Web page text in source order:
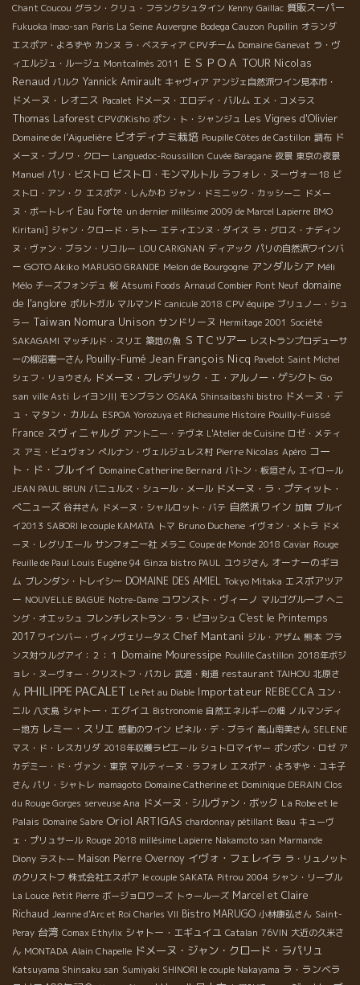
Chant Coucou グラン・クリュ・フランクシュタイン Kenny Gaillac 質販スーパー
Fukuoka Imao-san Paris La Seine Auvergne Bodega Cauzon Pupillin オランダ
エスポア・よろずや カンヌ ラ・ベスティア CPVチーム Domaine Ganevat ラ・ヴ
ィエルジュ・ルージュ Montcalmès 2011 ＥＳＰＯＡ TOUR Nicolas
Renaud パルク Yannick Amirault キャヴィア アンジェ自然派ワイン見本市・
ドメーヌ・レオニス Pacalet ドメーヌ・エロディ・バルム エメ・コメラス
Thomas Laforest CPVのKisho ポン・ト・シャンジュ Les Vignes d'Olivier
Domaine de l’Aiguelière ビオディナミ栽培 Poupille Côtes de Castillon 調布 ド
メーヌ・ブノワ・クロー Languedoc-Roussillon Cuvée Baragane 夜景 東京の夜景
Manuel パリ・ビストロ ビストロ・モンマルトル ラフォレ・ヌーヴォー18 ビ
ストロ・アン・ク エスポア・しんかわ ジャン・ドミニック・カッシーニ ドメー
ヌ・ボートレイ Eau Forte un dernier millésime 2009 de Marcel Lapierre BMO
Kiritani] ジャン・クロード・ラトー エティエンヌ・ダイス ラ・グロス・ナディン
ヌ・ヴァン・ブラン・リコルー LOU CARIGNAN ディアック パリの自然派ワインバ
ー GOTO Akiko MARUGO GRANDE Melon de Bourgogne アンダルシア Méli
Mélo チーズフォンデュ 桜 Atsumi Foods Arnaud Combier Pont Neuf domaine
de l'anglore ポルトガル マルマンド canicule 2018 CPV équipe ブリュノー・シュ
ラー Taiwan Nomura Unison サンドリーヌ Hermitage 2001 Société
SAKAGAMI マッチルド・スリエ 築地の魚 ＳＴＣツアー レストランプロデューサ
ーの柳沼憲一さん Pouilly-Fumé Jean François Nicq Pavelot Saint Michel
シェフ・リョウさん ドメーヌ・フレデリック・エ・アルノー・ゲシクト Go
san ville Asti レイヨン川 モンブラン OSAKA Shinsaibashi bistro ドメーヌ・デ
ュ・マタン・カルム ESPOA Yorozuya et Richeaume Histoire Pouilly-Fuissé
France スヴィニャルグ アントニー・テヴネ L'Atelier de Cuisine ロゼ・メティ
ス アミ・ビュヴォン ぺルナン・ヴェルジュレス村 Pierre Nicolas Apéro コー
ト・ド・ブルイイ Domaine Catherine Bernard バトン・板垣さん エイロール
JEAN PAUL BRUN バニュルス・シュール・メール ドメーヌ・ラ・プティット・
べニューズ 谷井さん ドメーヌ・シャルロット・バテ 自然派ワイン 加賀 ブルイ
イ2013 SABORI le couple KAMATA トマ Bruno Duchene イヴォン・メトラ ドメ
ーヌ・レグリエール サンフォニー社 メラニ Coupe de Monde 2018 Caviar Rouge
Feuille de Paul Louis Eugène 94 Ginza bistro PAUL ユウジさん オーナーのギヨ
ム ブレンダン・トレイシー DOMAINE DES AMIEL Tokyo Mitaka エスポアツア
ー NOUVELLE BAGUE Notre-Dame コワンスト・ヴィーノ マルゴグループ へニ
ング・オエッシュ フレンチレストラン・ラ・ピヨッシュ C'est le Printemps
2017 ワインバー・ヴィノヴェリータス Chef Mantani ジル・アザム 熊本 フラ
ンス対ウルグアイ：２：１ Domaine Mouressipe Poulille Castillon 2018年ボジ
ョレ・ヌーヴォー・クリストフ・パカレ 武道・剣道 restaurant TAIHOU 北原さ
ん PHILIPPE PACALET Le Pet au Diable Importateur REBECCA ユン・
ニル 八丈島 シャトー・エグイユ Bistronomie 自然エネルギーの畑 ノルマンディ
ー地方 レミー・スリエ 感動のワイン ピネル・デ・ブライ 高山南美さん SELENE
マス・ド・レスカリダ 2018年収穫ラピエール シュトロマイヤー ポンポン・ロゼ ア
カデミー・ド・ヴァン・東京 マルティーヌ・ラフォレ エスポア・よろずや・ユキ子
さん パリ・シャトレ mamagoto Domaine Catherine et Dominique DERAIN Clos
du Rouge Gorges serveuse Ana ドメーヌ・シルヴァン・ボック La Robe et le
Palais Domaine Sabre Oriol ARTIGAS chardonnay pétillant Beau キューヴ
ェ・プリュサール Rouge 2018 millésime Lapierre Nakamoto san Marmande
Diony ラストー Maison Pierre Overnoy イヴォ・フェレイラ ラ・リュノット
のクリストフ 株式会社エスポア le couple SAKATA Pitrou 2004 シャン・リーブル
La Louce Petit Pierre ボージョロワーズ トゥールーズ Marcel et Claire
Richaud Jeanne d'Arc et Roi Charles VII Bistro MARUGO 小林康弘さん Saint-
Peray 台湾 Comax Ethylix シャトー・エギュイユ Catalan 76VIN 大近の久米さ
ん MONTADA Alain Chapelle ドメーヌ・ジャン・クロード・ラパリュ
Katsuyama Shinsaku san Sumiyaki SHINORI le couple Nakayama ラ・ランベラ